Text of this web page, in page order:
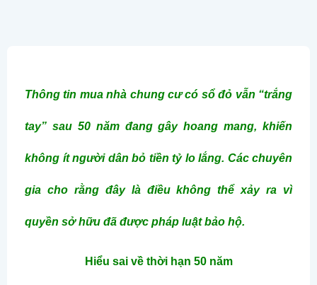
Thông tin mua nhà chung cư có sổ đỏ vẫn “trắng
tay” sau 50 năm đang gây hoang mang, khiến
không ít người dân bỏ tiền tỷ lo lắng. Các chuyên
gia cho rằng đây là điều không thể xảy ra vì
quyền sở hữu đã được pháp luật bảo hộ.
Hiểu sai về thời hạn 50 năm